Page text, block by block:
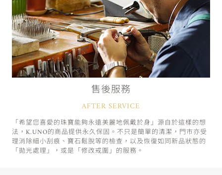
售後服務
AFTER SERVICE
「希望您喜愛的珠寶能夠永遠美麗地佩戴於身」源自於這樣的想
法，K.UNO的商品提供永久保固。不只是簡單的清潔，門市亦受
理消除細小刮痕、寶石鬆脫等的檢查，以及恢復如同新品狀態的
「拋光處理」，或是「修改戒圍」的服務。